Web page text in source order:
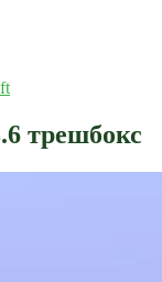
трешбокс